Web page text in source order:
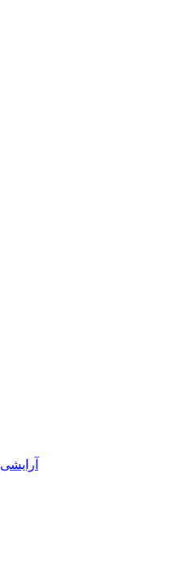
آرایشی